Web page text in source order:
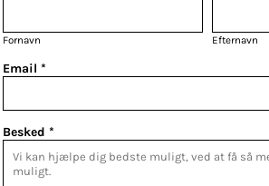
Fornavn Efternavn
Email *
Besked *